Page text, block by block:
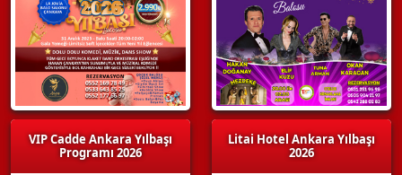
VIP Cadde Ankara Yılbaşı
Programı 2026
Litai Hotel Ankara Yılbaşı
2026